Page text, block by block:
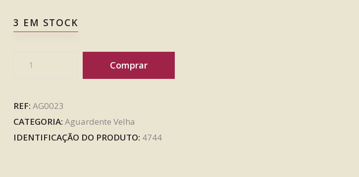
3 EM STOCK
Comprar
REF: AG0023
CATEGORIA: Aguardente Velha
IDENTIFICAÇÃO DO PRODUTO: 4744